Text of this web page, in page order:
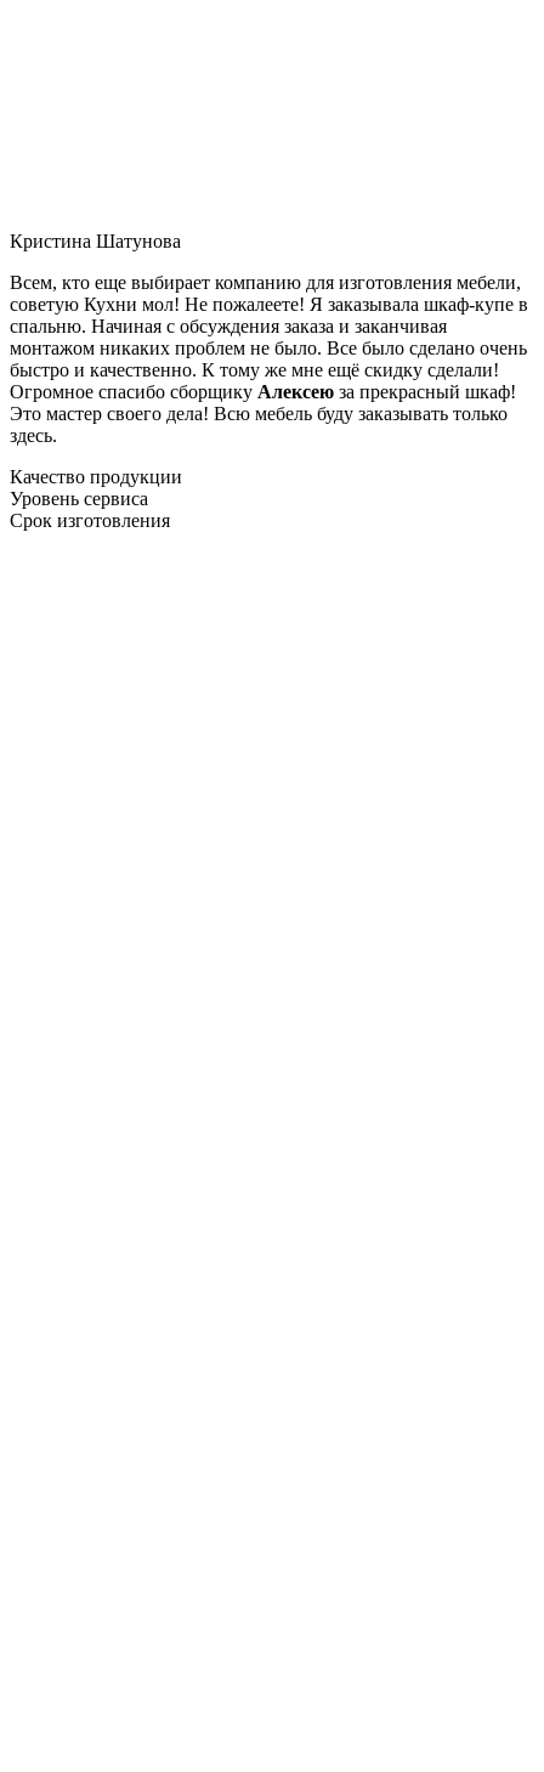
Кристина Шатунова
Всем, кто еще выбирает компанию для изготовления мебели,
советую Кухни мол! Не пожалеете! Я заказывала шкаф-купе в
спальню. Начиная с обсуждения заказа и заканчивая
монтажом никаких проблем не было. Все было сделано очень
быстро и качественно. К тому же мне ещё скидку сделали!
Огромное спасибо сборщику Алексею за прекрасный шкаф!
Это мастер своего дела! Всю мебель буду заказывать только
здесь.
Качество продукции
Уровень сервиса
Срок изготовления